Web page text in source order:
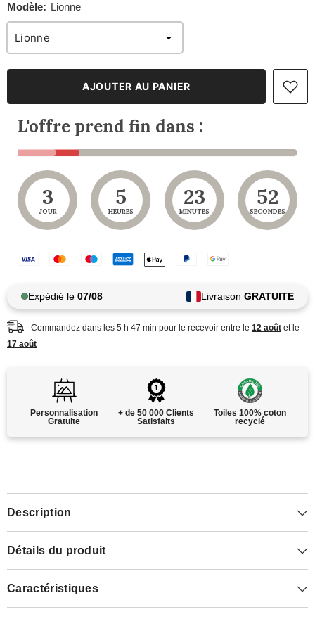
Modèle: Lionne
AJOUTER AU PANIER
L'offre prend fin dans :
3
JOUR
5
HEURES
23
MINUTES
50
SECONDES
Expédié le 07/08 Livraison GRATUITE
Commandez dans les 5 h 47 min pour le recevoir entre le 12 août et le
17 août
Personnalisation
Gratuite
+ de 50 000 Clients
Satisfaits
Toiles 100% coton
recyclé
Description
Détails du produit
Caractéristiques